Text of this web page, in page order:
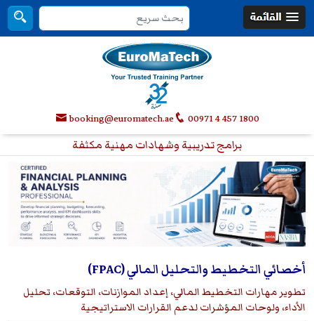
00971 4 457 1800
booking@euromatech.ae
برامج تدريبية وشهادات مهنية مكثفة
أخصائي التخطيط والتحليل المالي (FPAC)
تطوير مهارات التخطيط المالي، إعداد الموازنات، التوقعات، تحليل
الأداء، ولوحات المؤشرات لدعم القرارات الاستراتيجية